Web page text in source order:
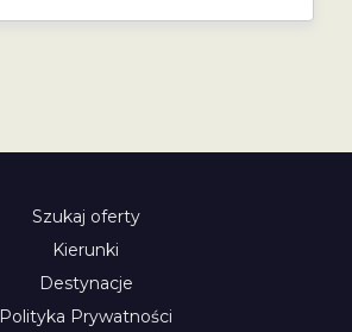
Szukaj oferty
Kierunki
Destynacje
Polityka Prywatności